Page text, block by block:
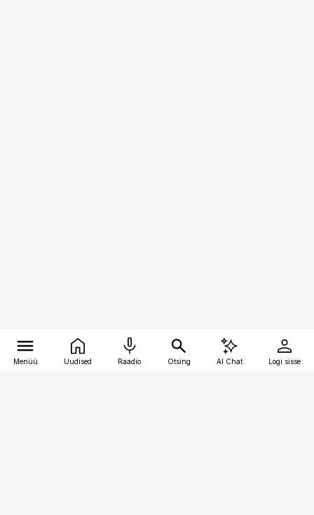
Menüü Uudised Raadio Otsing AI Chat Logi sisse